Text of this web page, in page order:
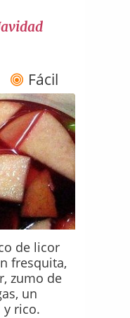
Fácil
de licor
fresquita,
zumo de
un
y rico.